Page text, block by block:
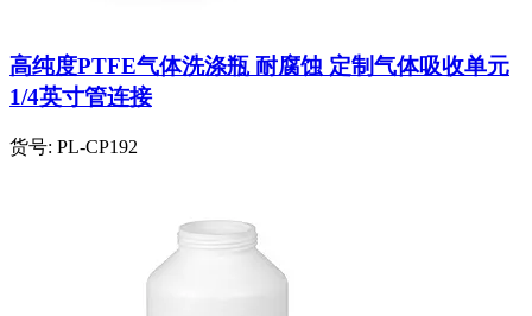
高纯度PTFE气体洗涤瓶 耐腐蚀 定制气体吸收单元
1/4英寸管连接
货号: PL-CP192